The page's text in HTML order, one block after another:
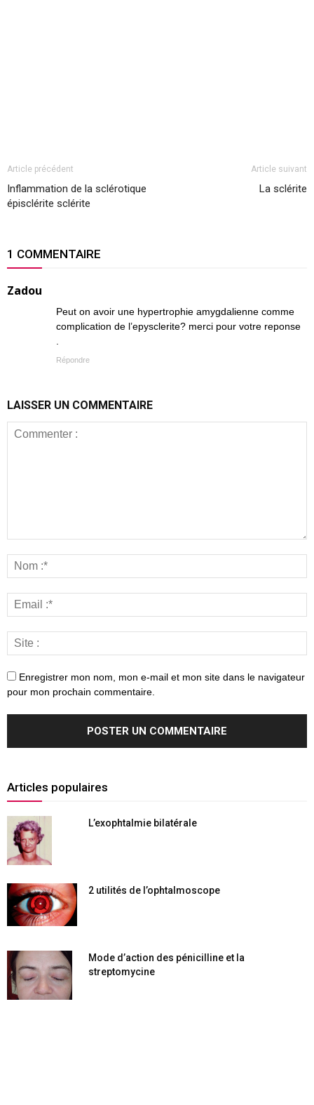
Article précédent
Inflammation de la sclérotique
épisclérite sclérite
Article suivant
La sclérite
1 COMMENTAIRE
Zadou
Peut on avoir une hypertrophie amygdalienne comme
complication de l’epysclerite? merci pour votre reponse
Répondre
LAISSER UN COMMENTAIRE
Enregistrer mon nom, mon e-mail et mon site dans le navigateur
pour mon prochain commentaire.
Articles populaires
L’exophtalmie bilatérale
2 utilités de l’ophtalmoscope
Mode d’action des pénicilline et la
streptomycine